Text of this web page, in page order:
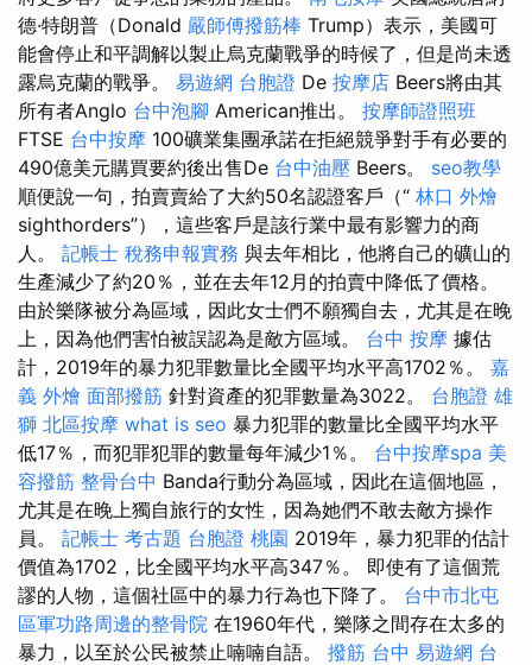
德·特朗普（Donald 嚴師傅撥筋棒 Trump）表示，美國可
能會停止和平調解以製止烏克蘭戰爭的時候了，但是尚未透
露烏克蘭的戰爭。 易遊網 台胞證 De 按摩店 Beers將由其
所有者Anglo 台中泡腳 American推出。 按摩師證照班
FTSE 台中按摩 100礦業集團承諾在拒絕競爭對手有必要的
490億美元購買要約後出售De 台中油壓 Beers。 seo教學
順便說一句，拍賣賣給了大約50名認證客戶（“ 林口 外燴
sighthorders”），這些客戶是該行業中最有影響力的商
人。 記帳士 稅務申報實務 與去年相比，他將自己的礦山的
生產減少了約20％，並在去年12月的拍賣中降低了價格。
由於樂隊被分為區域，因此女士們不願獨自去，尤其是在晚
上，因為他們害怕被誤認為是敵方區域。 台中 按摩 據估
計，2019年的暴力犯罪數量比全國平均水平高1702％。 嘉
義 外燴 面部撥筋 針對資產的犯罪數量為3022。 台胞證 雄
獅 北區按摩 what is seo 暴力犯罪的數量比全國平均水平
低17％，而犯罪犯罪的數量每年減少1％。 台中按摩spa 美
容撥筋 整骨台中 Banda行動分為區域，因此在這個地區，
尤其是在晚上獨自旅行的女性，因為她們不敢去敵方操作
員。 記帳士 考古題 台胞證 桃園 2019年，暴力犯罪的估計
價值為1702，比全國平均水平高347％。 即使有了這個荒
謬的人物，這個社區中的暴力行為也下降了。 台中市北屯
區軍功路周邊的整骨院 在1960年代，樂隊之間存在太多的
暴力，以至於公民被禁止喃喃自語。 撥筋 台中 易遊網 台